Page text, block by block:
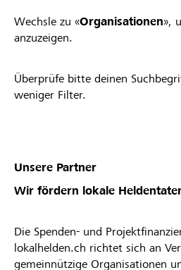
Wechsle zu «Organisationen»,
anzuzeigen.
Überprüfe bitte deinen
weniger Filter.
Unsere Partner
Wir fördern lokale
Die Spenden- und
lokalhelden.ch richtet sich an
gemeinnützige Organisationen